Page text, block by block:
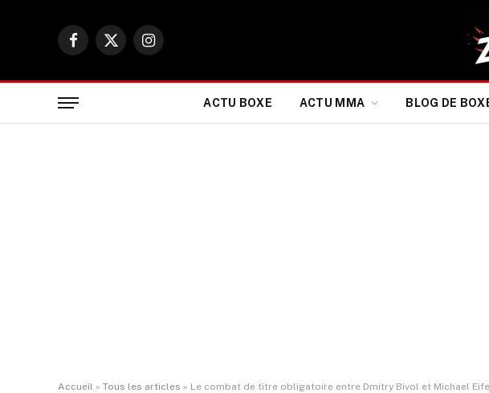
Facebook
X
Instagram
ACTU BOXE ACTU MMA BLOG DE
Accueil » Tous les articles » Le combat de titre obligatoire entre Dmitry Bivol et Michael